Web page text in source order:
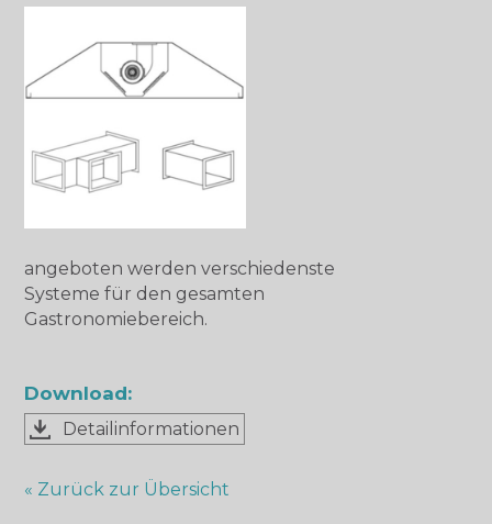
angeboten werden verschiedenste
Systeme für den gesamten
Gastronomiebereich.
Download:
Detailinformationen
« Zurück zur Übersicht